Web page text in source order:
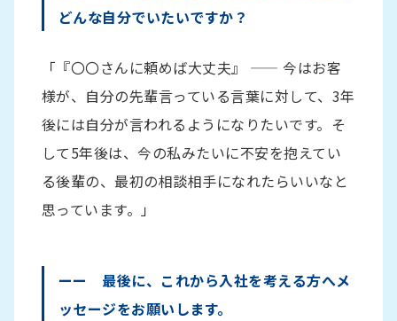
どんな自分でいたいですか？
「『〇〇さんに頼めば大丈夫』 —— 今はお客
様が、自分の先輩言っている言葉に対して、3年
後には自分が言われるようになりたいです。そ
して5年後は、今の私みたいに不安を抱えてい
る後輩の、最初の相談相手になれたらいいなと
思っています。」
ーー 最後に、これから入社を考える方へメ
ッセージをお願いします。